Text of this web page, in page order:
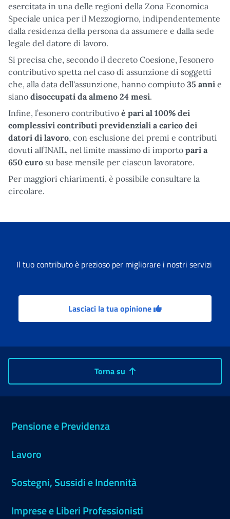
esercitata in una delle regioni della Zona Economica
Speciale unica per il Mezzogiorno, indipendentemente
dalla residenza della persona da assumere e dalla sede
legale del datore di lavoro.
Si precisa che, secondo il decreto Coesione, l’esonero
contributivo spetta nel caso di assunzione di soggetti
che, alla data dell'assunzione, hanno compiuto 35 anni e
siano disoccupati da almeno 24 mesi.
Infine, l’esonero contributivo è pari al 100% dei
complessivi contributi previdenziali a carico dei
datori di lavoro, con esclusione dei premi e contributi
dovuti all’INAIL, nel limite massimo di importo pari a
650 euro su base mensile per ciascun lavoratore.
Per maggiori chiarimenti, è possibile consultare la
circolare.
Il tuo contributo è prezioso per migliorare i nostri servizi
Lasciaci la tua opinione
Torna su
Pensione e Previdenza
Lavoro
Sostegni, Sussidi e Indennità
Imprese e Liberi Professionisti